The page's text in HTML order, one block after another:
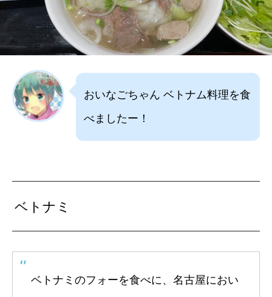
おいなごちゃん ベトナム料理を食
べましたー！
ベトナミ
ベトナミのフォーを食べに、名古屋におい